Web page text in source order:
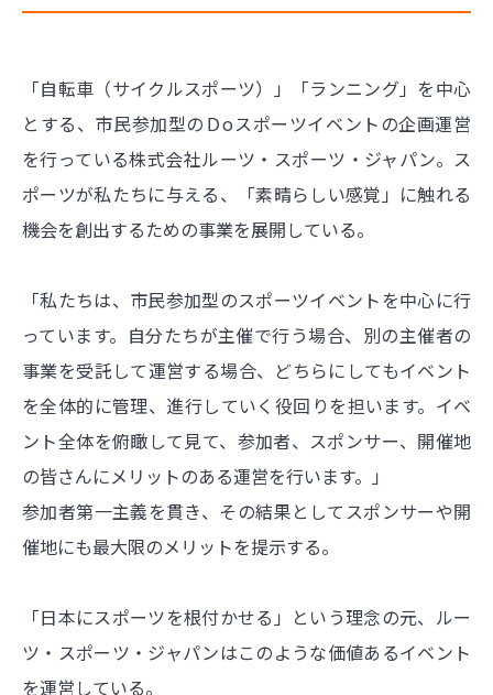
「自転車（サイクルスポーツ）」「ランニング」を中心
とする、市民参加型のＤoスポーツイベントの企画運営
を行っている株式会社ルーツ・スポーツ・ジャパン。ス
ポーツが私たちに与える、「素晴らしい感覚」に触れる
機会を創出するための事業を展開している。
「私たちは、市民参加型のスポーツイベントを中心に行
っています。自分たちが主催で行う場合、別の主催者の
事業を受託して運営する場合、どちらにしてもイベント
を全体的に管理、進行していく役回りを担います。イベ
ント全体を俯瞰して見て、参加者、スポンサー、開催地
の皆さんにメリットのある運営を行います。」
参加者第一主義を貫き、その結果としてスポンサーや開
催地にも最大限のメリットを提示する。
「日本にスポーツを根付かせる」という理念の元、ルー
ツ・スポーツ・ジャパンはこのような価値あるイベント
を運営している。